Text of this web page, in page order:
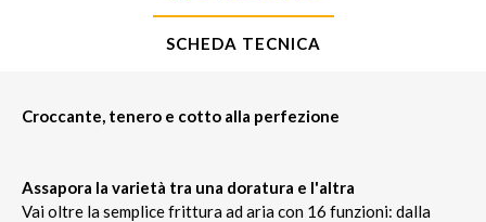
SCHEDA TECNICA
Croccante, tenero e cotto alla perfezione
Assapora la varietà tra una doratura e l'altra
Vai oltre la semplice frittura ad aria con 16 funzioni: dalla